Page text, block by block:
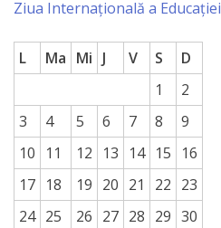
paginii
Contacte
Ziua Internațională a Educației
L Ma Mi J V S
D
1
2
3
4 5 6 7 8
9
10
11 12 13 14 15
16
17 18 19 20 21 22 23
24 25 26 27 28 29 30